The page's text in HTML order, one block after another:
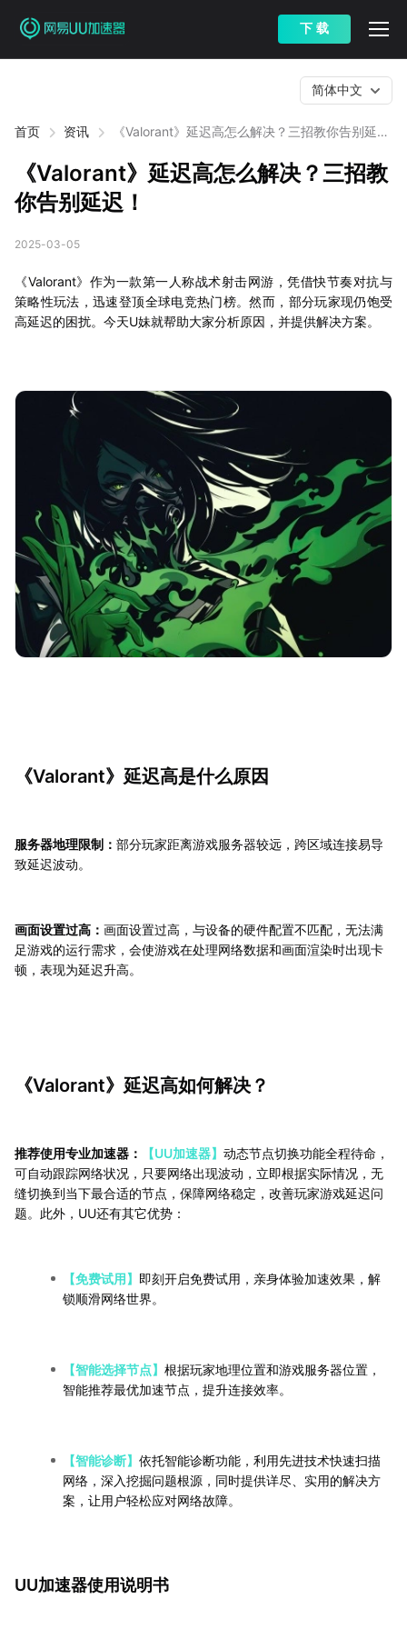
下 载
首页 资讯
《Valorant》延迟高怎么解决？三招教你告别延
简体中文
《Valorant》延迟高怎么解决？三招教
你告别延迟！
2025-03-05
《Valorant》作为一款第一人称战术射击网游，凭借快节奏对抗与
策略性玩法，迅速登顶全球电竞热门榜。然而，部分玩家现仍饱受
高延迟的困扰。今天U妹就帮助大家分析原因，并提供解决方案。
《Valorant》延迟高是什么原因
服务器地理限制： 部分玩家距离游戏服务器较远，跨区域连接易导
致延迟波动。
画面设置过高： 画面设置过高，与设备的硬件配置不匹配，无法满
足游戏的运行需求，会使游戏在处理网络数据和画面渲染时出现卡
顿，表现为延迟升高。
《Valorant》延迟高如何解决？
推荐使用专业加速器： 【UU加速器】 动态节点切换功能全程待命，
可自动跟踪网络状况，只要网络出现波动，立即根据实际情况，无
缝切换到当下最合适的节点，保障网络稳定，改善玩家游戏延迟问
题。此外，UU还有其它优势：
【免费试用】 即刻开启免费试用，亲身体验加速效果，解
锁顺滑网络世界。
【智能选择节点】 根据玩家地理位置和游戏服务器位置，
智能推荐最优加速节点，提升连接效率。
【智能诊断】 依托智能诊断功能，利用先进技术快速扫描
网络，深入挖掘问题根源，同时提供详尽、实用的解决方
案，让用户轻松应对网络故障。
UU加速器使用说明书